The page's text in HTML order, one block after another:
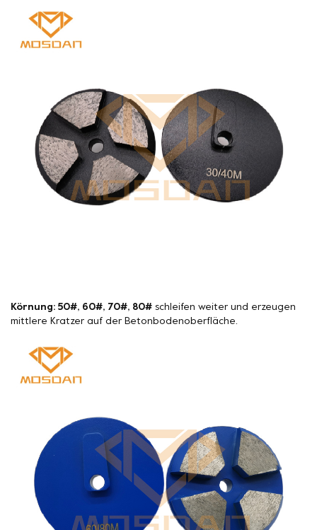
Körnung: 50#, 60#, 70#, 80# schleifen weiter und erzeugen
mittlere Kratzer auf der Betonbodenoberfläche.